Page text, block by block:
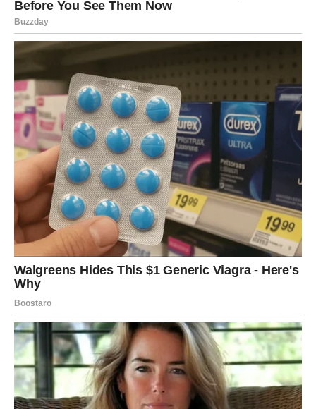
NAGRADA SUDBINE
Nakon svega što dolazi – otkrivanja, suočavanja i
emotivnih preokreta – sudbina za Device ima
pripremljeno nešto posebno.
To može biti iznenadna sreća, lep događaj, priznanje ili
trenutak koji donosi mir i radost. Nešto što dolazi kao
nagrada za sve kroz šta ste prošli.
Za neke Device, ovo može biti ostvarenje jedne želje koja
je dugo bila potisnuta. Za druge, to može biti susret sa
osobom koja donosi toplinu i sigurnost.
Ovaj završni deo perioda nosi energiju olakšanja i nade.
Kao da se nakon oluje pojavljuje sunce koje osvetljava
novi početak.